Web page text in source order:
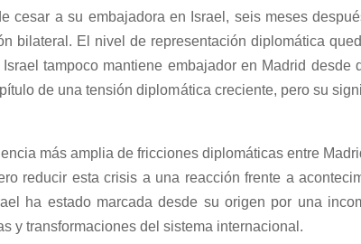
cesar a su embajadora en Israel, seis meses
bilateral. El nivel de representación diplomática
tampoco mantiene embajador en Madrid desde
de una tensión diplomática creciente, pero su
más amplia de fricciones diplomáticas entre
reducir esta crisis a una reacción frente a
ha estado marcada desde su origen por una
y transformaciones del sistema internacional.